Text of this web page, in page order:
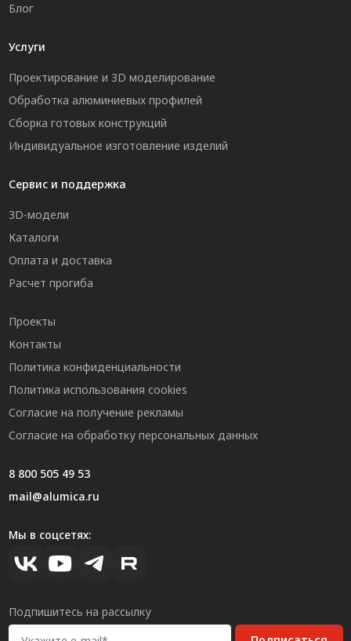
Блог
Услуги
Проектирование и 3D моделирование
Обработка алюминиевых профилей
Сборка готовых конструкций
Индивидуальное изготовление изделий
Сервис и поддержка
3D-модели
Каталоги
Оплата и доставка
Расчет прогиба
Проекты
Контакты
Политика конфиденциальности
Политика использования cookies
Согласие на получение рекламы
Согласие на обработку персональных данных
8 800 505 49 53
mail@alumica.ru
Мы в соцсетях:
Подпишитесь на рассылку